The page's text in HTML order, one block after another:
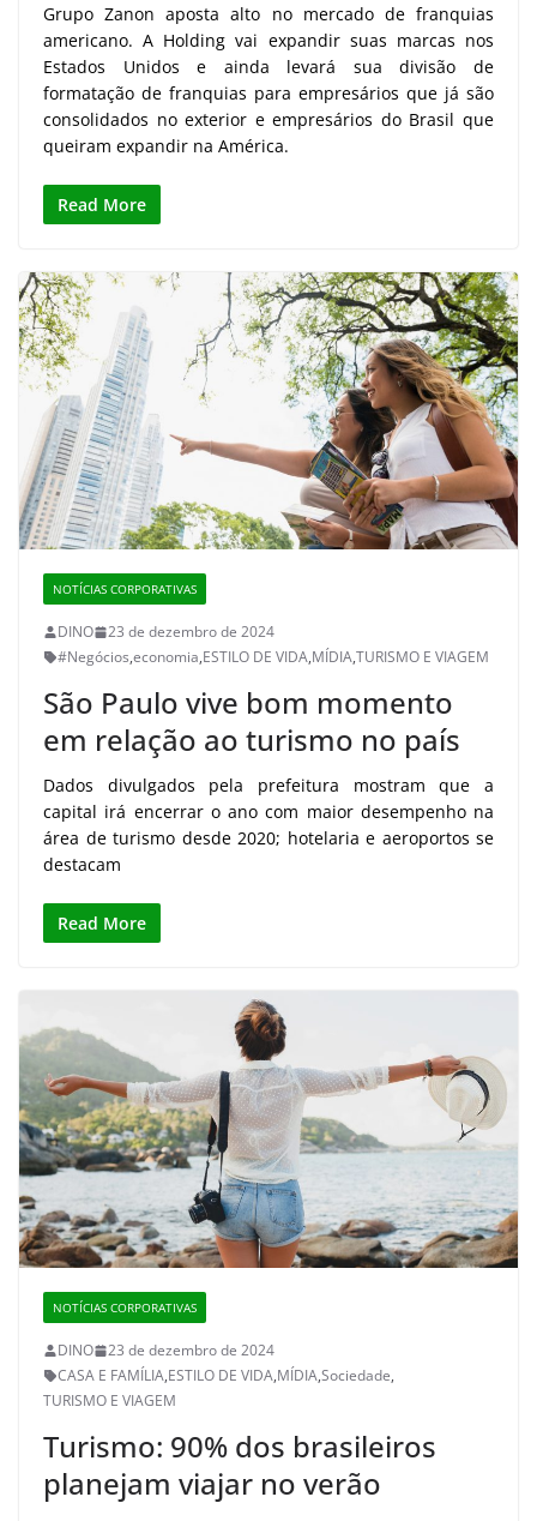
Grupo Zanon aposta alto no mercado de franquias
americano. A Holding vai expandir suas marcas nos
Estados Unidos e ainda levará sua divisão de
formatação de franquias para empresários que já são
consolidados no exterior e empresários do Brasil que
queiram expandir na América.
Read More
NOTÍCIAS CORPORATIVAS
DINO
23 de dezembro de 2024
#Negócios,economia,ESTILO DE VIDA,MÍDIA,TURISMO E VIAGEM
São Paulo vive bom momento
em relação ao turismo no país
Dados divulgados pela prefeitura mostram que a
capital irá encerrar o ano com maior desempenho na
área de turismo desde 2020; hotelaria e aeroportos se
destacam
Read More
NOTÍCIAS CORPORATIVAS
DINO
23 de dezembro de 2024
CASA E FAMÍLIA,ESTILO DE VIDA,MÍDIA,Sociedade,
TURISMO E VIAGEM
Turismo: 90% dos brasileiros
planejam viajar no verão